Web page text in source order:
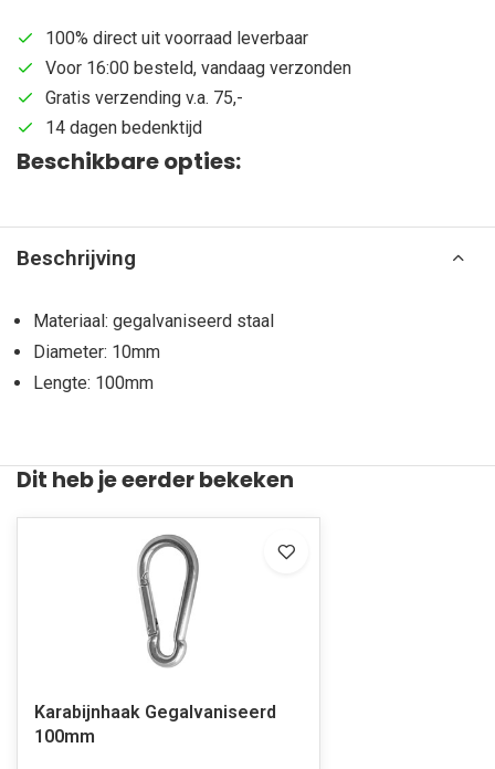
100% direct uit voorraad leverbaar
Voor 16:00 besteld, vandaag verzonden
Gratis verzending v.a. 75,-
14 dagen bedenktijd
Beschikbare opties:
Beschrijving
Materiaal: gegalvaniseerd staal
Diameter: 10mm
Lengte: 100mm
Dit heb je eerder bekeken
Karabijnhaak Gegalvaniseerd
100mm